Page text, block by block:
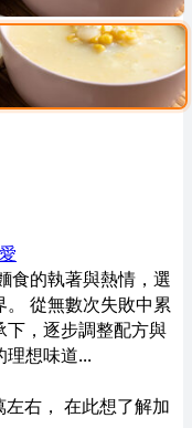
食的執著與熱情，選
從無數次失敗中累
下，逐步調整配方與
想味道...
右， 在此想了解加